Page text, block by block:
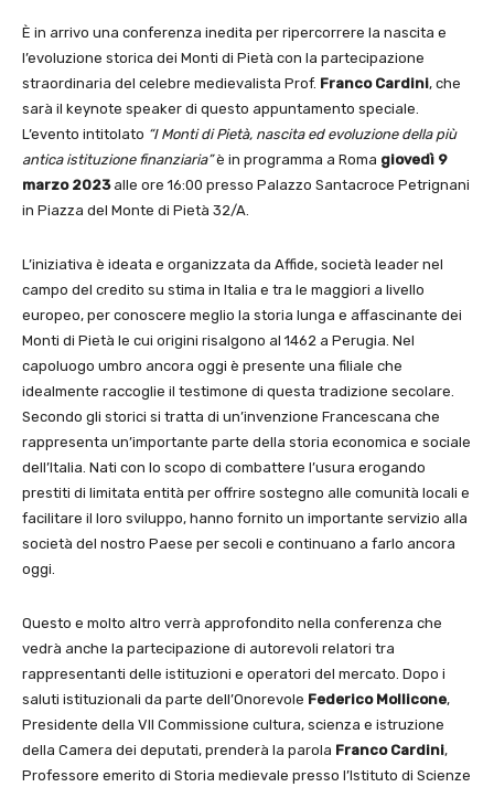
È in arrivo una conferenza inedita per ripercorrere la nascita e
l’evoluzione storica dei Monti di Pietà con la partecipazione
straordinaria del celebre medievalista Prof. Franco Cardini, che
sarà il keynote speaker di questo appuntamento speciale.
L’evento intitolato “I Monti di Pietà, nascita ed evoluzione della più
antica istituzione finanziaria”è in programma a Roma giovedì 9
marzo 2023alle ore 16:00 presso Palazzo Santacroce Petrignani
in Piazza del Monte di Pietà 32/A.
L’iniziativa è ideata e organizzata da Affide, società leader nel
campo del credito su stima in Italia e tra le maggiori a livello
europeo, per conoscere meglio la storia lunga e affascinante dei
Monti di Pietà le cui origini risalgono al 1462 a Perugia. Nel
capoluogo umbro ancora oggi è presente una filiale che
idealmente raccoglie il testimone di questa tradizione secolare.
Secondo gli storici si tratta di un’invenzione Francescana che
rappresenta un’importante parte della storia economica e sociale
dell’Italia. Nati con lo scopo di combattere l’usura erogando
prestiti di limitata entità per offrire sostegno alle comunità locali e
facilitare il loro sviluppo, hanno fornito un importante servizio alla
società del nostro Paese per secoli e continuano a farlo ancora
oggi.
Questo e molto altro verrà approfondito nella conferenza che
vedrà anche la partecipazione di autorevoli relatori tra
rappresentanti delle istituzioni e operatori del mercato. Dopo i
saluti istituzionali da parte dell’Onorevole Federico Mollicone,
Presidente della VII Commissione cultura, scienza e istruzione
della Camera dei deputati, prenderà la parola Franco Cardini,
Professore emerito di Storia medievale presso l’Istituto di Scienze